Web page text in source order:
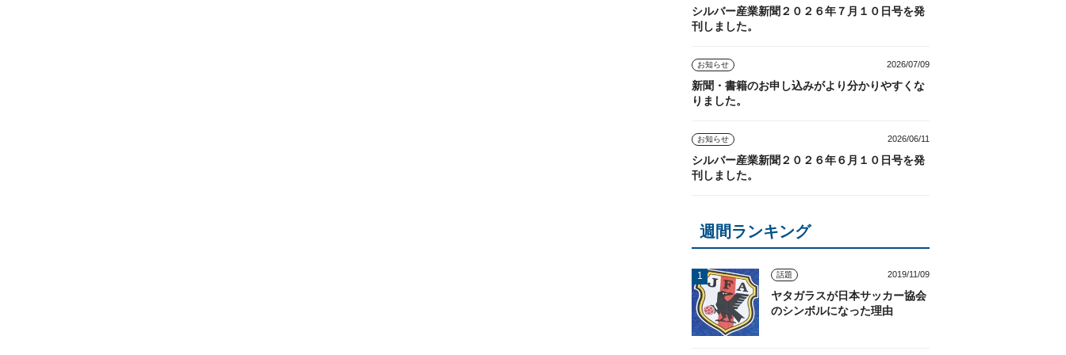
シルバー産業新聞２０２６年７月１０日号を発
刊しました。
お知らせ 2026/07/09
新聞・書籍のお申し込みがより分かりやすくな
りました。
お知らせ 2026/06/11
シルバー産業新聞２０２６年６月１０日号を発
刊しました。
週間ランキング
話題 2019/11/09
ヤタガラスが日本サッカー協会
のシンボルになった理由